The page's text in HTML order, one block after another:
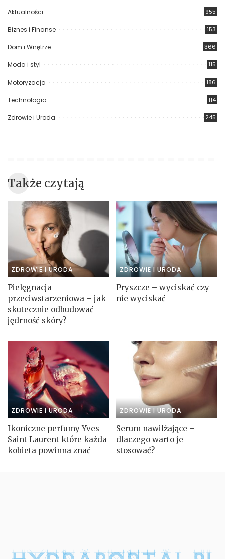
Aktualności 955
Biznes i Finanse 153
Dom i Wnętrze 366
Moda i styl 115
Motoryzacja 186
Technologia 114
Zdrowie i Uroda 245
Także czytają
ZDROWIE I URODA
Pielęgnacja
przeciwstarzeniowa – jak
skutecznie odbudować
jędrność skóry?
ZDROWIE I URODA
Pryszcze – wyciskać czy
nie wyciskać
ZDROWIE I URODA
Ikoniczne perfumy Yves
Saint Laurent które każda
kobieta powinna znać
ZDROWIE I URODA
Serum nawilżające –
dlaczego warto je
stosować?